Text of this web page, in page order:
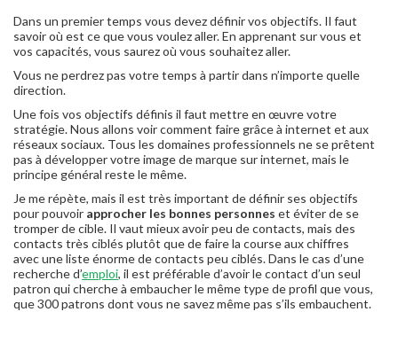
Dans un premier temps vous devez définir vos objectifs. Il faut
savoir où est ce que vous voulez aller. En apprenant sur vous et
vos capacités, vous saurez où vous souhaitez aller.
Vous ne perdrez pas votre temps à partir dans n’importe quelle
direction.
Une fois vos objectifs définis il faut mettre en œuvre votre
stratégie. Nous allons voir comment faire grâce à internet et aux
réseaux sociaux. Tous les domaines professionnels ne se prêtent
pas à développer votre image de marque sur internet, mais le
principe général reste le même.
Je me répète, mais il est très important de définir ses objectifs
pour pouvoir approcher les bonnes personnes et éviter de se
tromper de cible. Il vaut mieux avoir peu de contacts, mais des
contacts très ciblés plutôt que de faire la course aux chiffres
avec une liste énorme de contacts peu ciblés. Dans le cas d’une
recherche d’emploi, il est préférable d’avoir le contact d’un seul
patron qui cherche à embaucher le même type de profil que vous,
que 300 patrons dont vous ne savez même pas s’ils embauchent.